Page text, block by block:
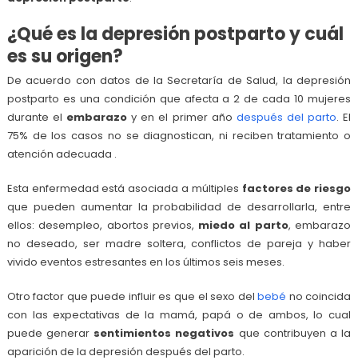
¿Qué es la depresión postparto y cuál
es su origen?
De acuerdo con datos de la Secretaría de Salud, la depresión
postparto es una condición que afecta a 2 de cada 10 mujeres
durante el embarazo y en el primer año después del parto. El
75% de los casos no se diagnostican, ni reciben tratamiento o
atención adecuada .
Esta enfermedad está asociada a múltiples factores de riesgo
que pueden aumentar la probabilidad de desarrollarla, entre
ellos: desempleo, abortos previos, miedo al parto, embarazo
no deseado, ser madre soltera, conflictos de pareja y haber
vivido eventos estresantes en los últimos seis meses.
Otro factor que puede influir es que el sexo delbebé no coincida
con las expectativas de la mamá, papá o de ambos, lo cual
puede generar sentimientos negativos que contribuyen a la
aparición de la depresión después del parto.